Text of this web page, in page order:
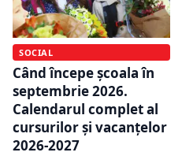
SOCIAL
Când începe școala în
septembrie 2026.
Calendarul complet al
cursurilor și vacanțelor
2026-2027